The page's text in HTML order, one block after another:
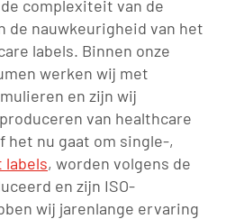
complexiteit van de
de nauwkeurigheid van het
labels. Binnen onze
werken wij met
en zijn wij
van healthcare
het nu gaat om single-,
, worden volgens de
en zijn ISO-
wij jarenlange ervaring